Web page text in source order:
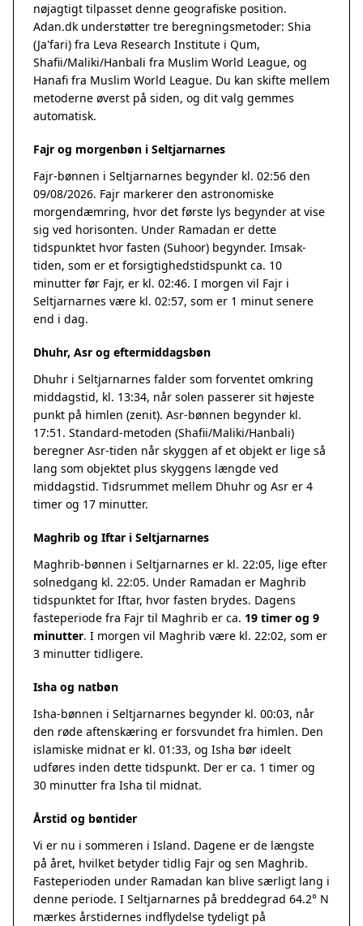
nøjagtigt tilpasset denne geografiske position.
Adan.dk understøtter tre beregningsmetoder: Shia
(Ja'fari) fra Leva Research Institute i Qum,
Shafii/Maliki/Hanbali fra Muslim World League, og
Hanafi fra Muslim World League. Du kan skifte mellem
metoderne øverst på siden, og dit valg gemmes
automatisk.
Fajr og morgenbøn i Seltjarnarnes
Fajr-bønnen i Seltjarnarnes begynder kl. 02:56 den
09/08/2026. Fajr markerer den astronomiske
morgendæmring, hvor det første lys begynder at vise
sig ved horisonten. Under Ramadan er dette
tidspunktet hvor fasten (Suhoor) begynder. Imsak-
tiden, som er et forsigtighedstidspunkt ca. 10
minutter før Fajr, er kl. 02:46. I morgen vil Fajr i
Seltjarnarnes være kl. 02:57, som er 1 minut senere
end i dag.
Dhuhr, Asr og eftermiddagsbøn
Dhuhr i Seltjarnarnes falder som forventet omkring
middagstid, kl. 13:34, når solen passerer sit højeste
punkt på himlen (zenit). Asr-bønnen begynder kl.
17:51. Standard-metoden (Shafii/Maliki/Hanbali)
beregner Asr-tiden når skyggen af et objekt er lige så
lang som objektet plus skyggens længde ved
middagstid. Tidsrummet mellem Dhuhr og Asr er 4
timer og 17 minutter.
Maghrib og Iftar i Seltjarnarnes
Maghrib-bønnen i Seltjarnarnes er kl. 22:05, lige efter
solnedgang kl. 22:05. Under Ramadan er Maghrib
tidspunktet for Iftar, hvor fasten brydes. Dagens
fasteperiode fra Fajr til Maghrib er ca. 19 timer og 9
minutter. I morgen vil Maghrib være kl. 22:02, som er
3 minutter tidligere.
Isha og natbøn
Isha-bønnen i Seltjarnarnes begynder kl. 00:03, når
den røde aftenskæring er forsvundet fra himlen. Den
islamiske midnat er kl. 01:33, og Isha bør ideelt
udføres inden dette tidspunkt. Der er ca. 1 timer og
30 minutter fra Isha til midnat.
Årstid og bøntider
Vi er nu i sommeren i Island. Dagene er de længste
på året, hvilket betyder tidlig Fajr og sen Maghrib.
Fasteperioden under Ramadan kan blive særligt lang i
denne periode. I Seltjarnarnes på breddegrad 64.2° N
mærkes årstidernes indflydelse tydeligt på